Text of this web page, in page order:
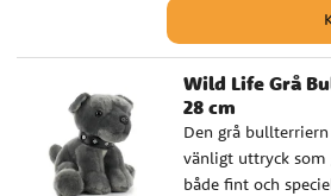
present till små
där du vill ge bort
som babyshower,
Naturtroget
Godkänd för
Storlek: 28 cm
Wild Life Grå
28 cm
Den grå
vänligt uttryck som
både fint och